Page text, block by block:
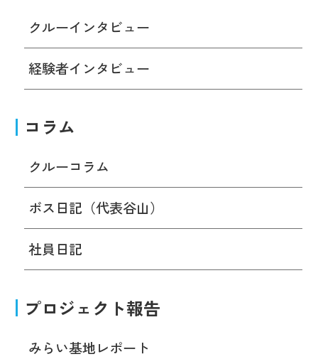
クルーインタビュー
経験者インタビュー
コラム
クルーコラム
ボス日記（代表谷山）
社員日記
プロジェクト報告
みらい基地レポート